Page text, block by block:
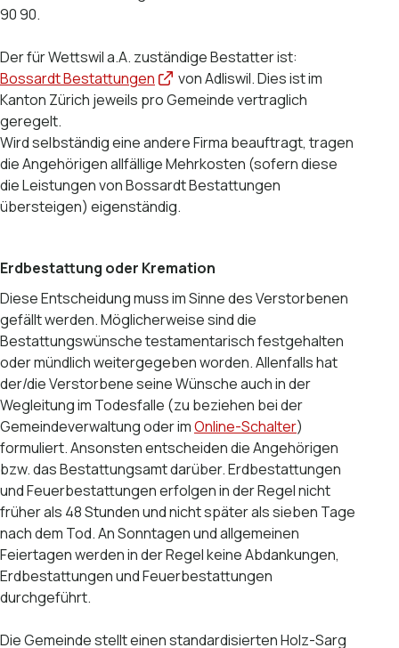
90 90.
Der für Wettswil a.A. zuständige Bestatter ist:
Bossardt Bestattungen
von Adliswil. Dies ist im
Kanton Zürich jeweils pro Gemeinde vertraglich
geregelt.
Wird selbständig eine andere Firma beauftragt, tragen
die Angehörigen allfällige Mehrkosten (sofern diese
die Leistungen von Bossardt Bestattungen
übersteigen) eigenständig.
Erdbestattung oder Kremation
Diese Entscheidung muss im Sinne des Verstorbenen
gefällt werden. Möglicherweise sind die
Bestattungswünsche testamentarisch festgehalten
oder mündlich weitergegeben worden. Allenfalls hat
der/die Verstorbene seine Wünsche auch in der
Wegleitung im Todesfalle (zu beziehen bei der
Gemeindeverwaltung oder imOnline-Schalter)
formuliert. Ansonsten entscheiden die Angehörigen
bzw. das Bestattungsamt darüber. Erdbestattungen
und Feuerbestattungen erfolgen in der Regel nicht
früher als 48 Stunden und nicht später als sieben Tage
nach dem Tod. An Sonntagen und allgemeinen
Feiertagen werden in der Regel keine Abdankungen,
Erdbestattungen und Feuerbestattungen
durchgeführt.
Die Gemeinde stellt einen standardisierten Holz-Sarg